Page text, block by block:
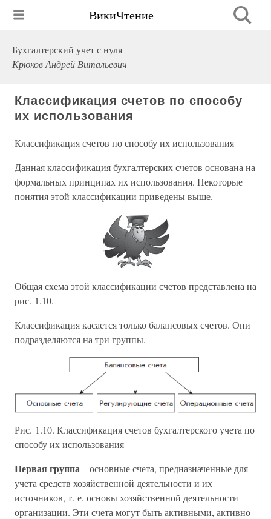
ВикиЧтение
Бухгалтерский учет с нуля
Крюков Андрей Витальевич
Классификация счетов по способу
их использования
Классификация счетов по способу их использования
Данная классификация бухгалтерских счетов основана на
формальных принципах их использования. Некоторые
понятия этой классификации приведены выше.
Общая схема этой классификации счетов представлена на
рис. 1.10.
Классификация касается только балансовых счетов. Они
подразделяются на три группы.
Рис. 1.10. Классификация счетов бухгалтерского учета по
способу их использования
Первая группа– основные счета, предназначенные для
учета средств хозяйственной деятельности и их
источников, т. е. основы хозяйственной деятельности
организации. Эти счета могут быть активными, активно-